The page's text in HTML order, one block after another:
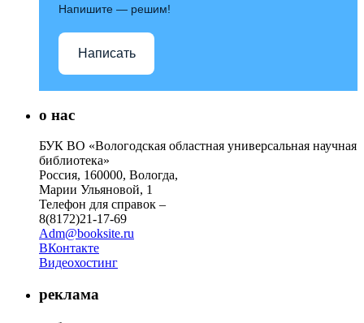
Напишите — решим!
Написать
о нас
БУК ВО «Вологодская областная универсальная научная
библиотека»
Россия, 160000, Вологда,
Марии Ульяновой, 1
Телефон для справок –
8(8172)21-17-69
Adm@booksite.ru
ВКонтакте
Видеохостинг
реклама